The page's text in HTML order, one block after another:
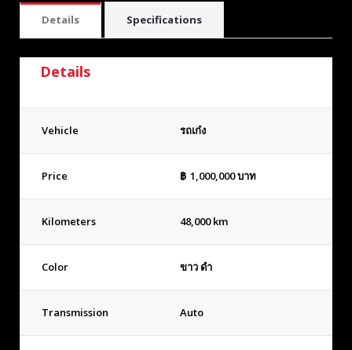
Details Specifications
Details
Vehicle รถเก๋ง
Price ฿ 1,000,000บาท
Kilometers 48,000 km
Color ขาว ดำ
Transmission Auto